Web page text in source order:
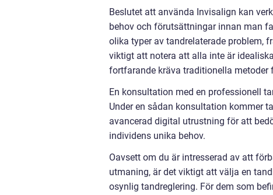
Beslutet att använda Invisalign kan
behov och förutsättningar innan man
olika typer av tandrelaterade problem,
viktigt att notera att alla inte är
fortfarande kräva traditionella metoder
En konsultation med en professionell
Under en sådan konsultation kommer
avancerad digital utrustning för att
individens unika behov.
Oavsett om du är intresserad av att
utmaning, är det viktigt att välja en
osynlig tandreglering. För dem som